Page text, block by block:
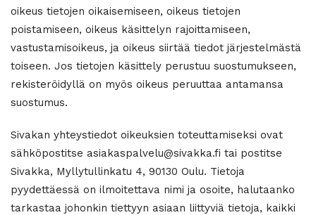
oikeus tietojen oikaisemiseen, oikeus tietojen
poistamiseen, oikeus käsittelyn rajoittamiseen,
vastustamisoikeus, ja oikeus siirtää tiedot järjestelmästä
toiseen. Jos tietojen käsittely perustuu suostumukseen,
rekisteröidyllä on myös oikeus peruuttaa antamansa
suostumus.
Sivakan yhteystiedot oikeuksien toteuttamiseksi ovat
sähköpostitse asiakaspalvelu@sivakka.fi tai postitse
Sivakka, Myllytullinkatu 4, 90130 Oulu. Tietoja
pyydettäessä on ilmoitettava nimi ja osoite, halutaanko
tarkastaa johonkin tiettyyn asiaan liittyviä tietoja, kaikki